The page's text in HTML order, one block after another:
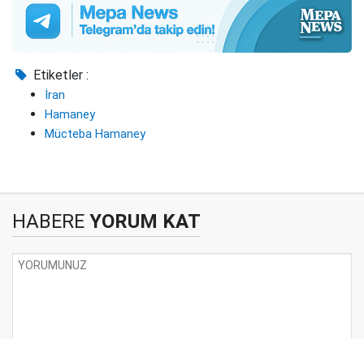
Etiketler :
İran
Hamaney
Mücteba Hamaney
HABERE YORUM KAT